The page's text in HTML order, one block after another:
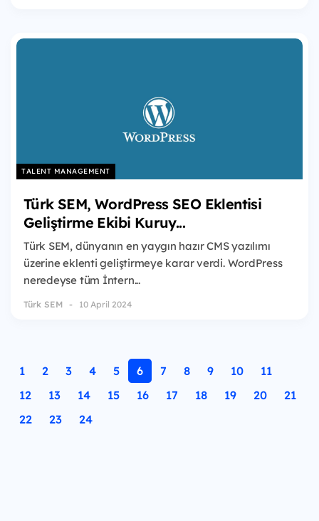
TALENT MANAGEMENT
Türk SEM, WordPress SEO Eklentisi
Geliştirme Ekibi Kuruy...
Türk SEM, dünyanın en yaygın hazır CMS yazılımı
üzerine eklenti geliştirmeye karar verdi. WordPress
neredeyse tüm İntern...
Türk SEM 10 April 2024
1 2 3 4 5 6 7 8 9 10
11
12
13 14 15 16 17 18 19 20
21
22
23 24